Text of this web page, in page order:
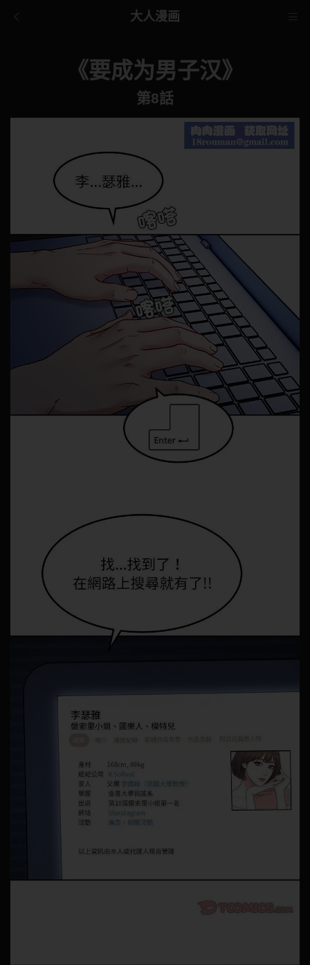
大人漫画
《要成为男子汉》
第8話